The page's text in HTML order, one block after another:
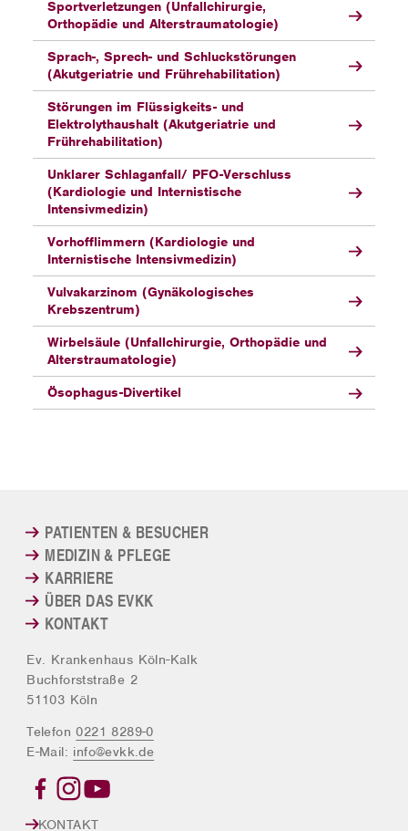
Sportverletzungen (Unfallchirurgie,
Orthopädie und Alterstraumatologie)
Sprach-, Sprech- und Schluckstörungen
(Akutgeriatrie und Frührehabilitation)
Störungen im Flüssigkeits- und
Elektrolythaushalt (Akutgeriatrie und
Frührehabilitation)
Unklarer Schlaganfall/ PFO-Verschluss
(Kardiologie und Internistische
Intensivmedizin)
Vorhofflimmern (Kardiologie und
Internistische Intensivmedizin)
Vulvakarzinom (Gynäkologisches
Krebszentrum)
Wirbelsäule (Unfallchirurgie, Orthopädie und
Alterstraumatologie)
Ösophagus-Divertikel
PATIENTEN & BESUCHER
MEDIZIN & PFLEGE
KARRIERE
ÜBER DAS EVKK
KONTAKT
Ev. Krankenhaus Köln-Kalk
Buchforststraße 2
51103 Köln
Telefon0221 8289-0
E-Mail: info@evkk.de
KONTAKT